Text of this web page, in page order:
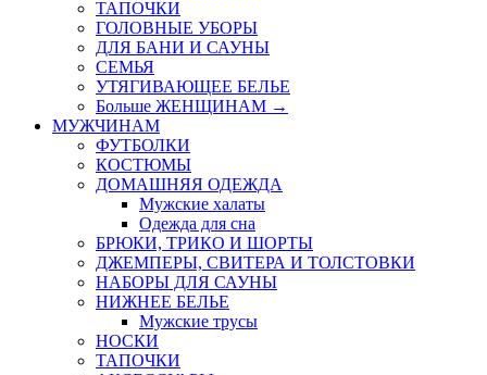
ТАПОЧКИ
ГОЛОВНЫЕ УБОРЫ
ДЛЯ БАНИ И САУНЫ
СЕМЬЯ
УТЯГИВАЮЩЕЕ БЕЛЬЕ
Больше ЖЕНЩИНАМ →
МУЖЧИНАМ
ФУТБОЛКИ
КОСТЮМЫ
ДОМАШНЯЯ ОДЕЖДА
Мужские халаты
Одежда для сна
БРЮКИ, ТРИКО И ШОРТЫ
ДЖЕМПЕРЫ, СВИТЕРА И ТОЛСТОВКИ
НАБОРЫ ДЛЯ САУНЫ
НИЖНЕЕ БЕЛЬЕ
Мужские трусы
НОСКИ
ТАПОЧКИ